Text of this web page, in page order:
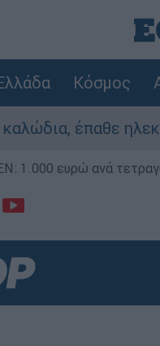
Κόσμος
ηλεκτροπληξία
1.000 ευρώ ανά